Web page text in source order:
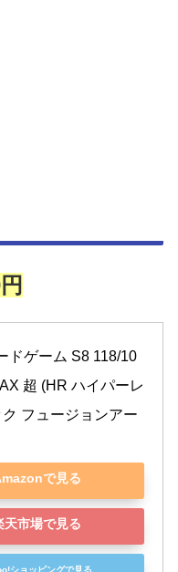
ドゲーム S8 118/10
超 (HR ハイパーレ
フュージョンアー
で見る
天市場で見る
ショッピングで見る